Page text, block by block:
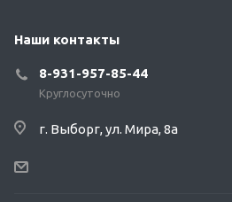
Наши контакты
8-931-957-85-44
Круглосуточно
г. Выборг, ул. Мира, 8а